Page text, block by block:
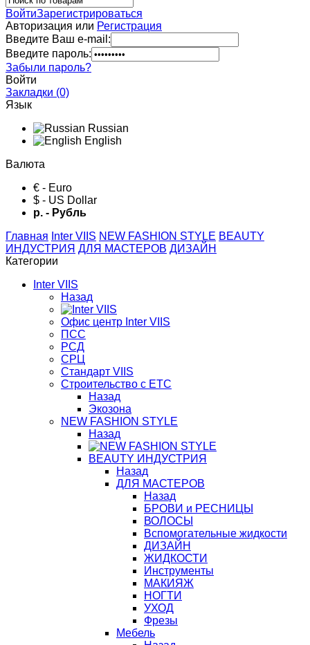
ВойтиЗарегистрироваться
Авторизация или Регистрация
Введите Ваш e-mail:
Введите пароль:
Забыли пароль?
Войти
Закладки (0)
Язык
Russian
English
Валюта
€ - Euro
$ - US Dollar
р. - Рубль
Главная Inter VIIS NEW FASHION STYLE BЕАUTY
ИНДУСТРИЯ ДЛЯ МАСТЕРОВ ДИЗАЙН
Категории
Inter VIIS
Назад
Офис центр Inter VIIS
ПСС
РСД
СРЦ
Стандарт VIIS
Строительство с ЕТС
Назад
Экозона
NEW FASHION STYLE
Назад
BЕАUTY ИНДУСТРИЯ
Назад
ДЛЯ МАСТЕРОВ
Назад
БРОВИ и РЕСНИЦЫ
ВОЛОСЫ
Вспомогательные жидкости
ДИЗАЙН
ЖИДКОСТИ
Инструменты
МАКИЯЖ
НОГТИ
УХОД
Фрезы
Мебель